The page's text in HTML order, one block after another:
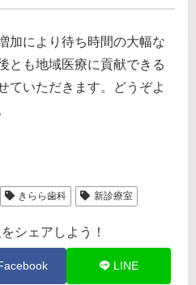
加により待ち時間の大幅な
とも地域医療に貢献できる
ていただきます。どうぞよ
きらら歯科 新診療室
シェアしよう！
LINE